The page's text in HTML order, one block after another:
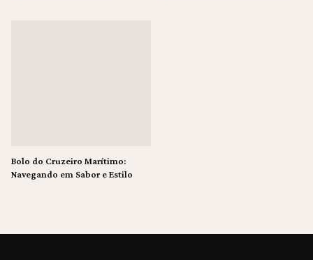
Bolo do Cruzeiro Marítimo:
Navegando em Sabor e Estilo